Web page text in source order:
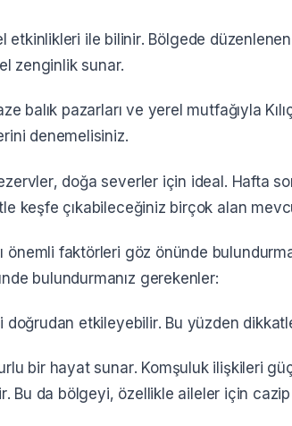
etkinlikleri ile bilinir. Bölgede
zenginlik sunar.
balık pazarları ve yerel mutfağıyla
denemelisiniz.
doğa severler için ideal. Hafta
keşfe çıkabileceğiniz birçok alan
önemli faktörleri göz önünde
bulundurmanız gerekenler:
doğrudan etkileyebilir. Bu yüzden
bir hayat sunar. Komşuluk ilişkileri
Bu da bölgeyi, özellikle aileler için cazip